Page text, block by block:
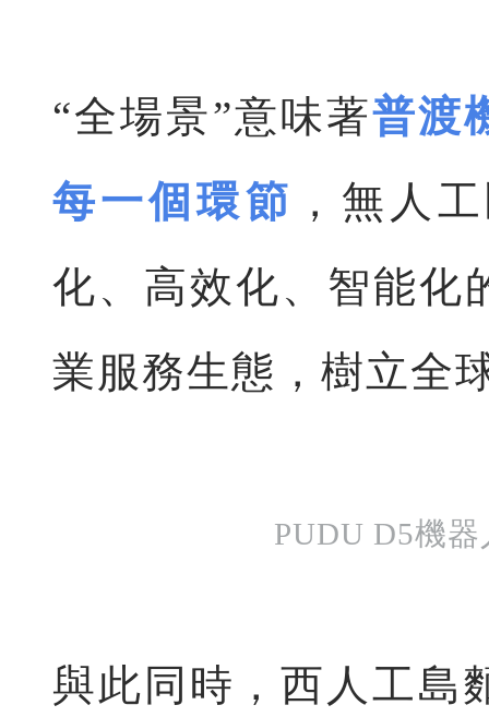
“全場景”意味著普渡
每一個環節 ，無人
化、高效化、智能化
業服務生態，樹立全
PUDU D5機
與此同時，西人工島